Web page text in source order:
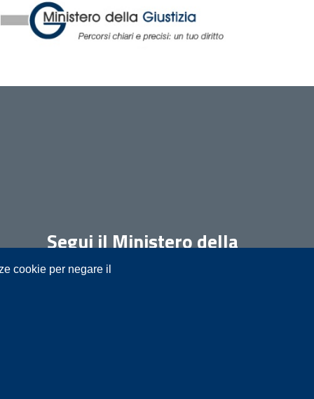
Segui il Ministero della
Giustizia su:
cookie per negare il